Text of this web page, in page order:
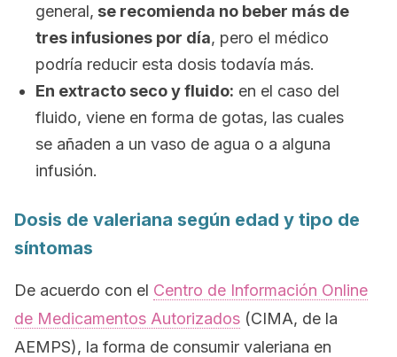
general, se recomienda no beber más de
tres infusiones por día, pero el médico
podría reducir esta dosis todavía más.
En extracto seco y fluido: en el caso del
fluido, viene en forma de gotas, las cuales
se añaden a un vaso de agua o a alguna
infusión.
Dosis de valeriana según edad y tipo de
síntomas
De acuerdo con el Centro de Información Online
de Medicamentos Autorizados (CIMA, de la
AEMPS), la forma de consumir valeriana en